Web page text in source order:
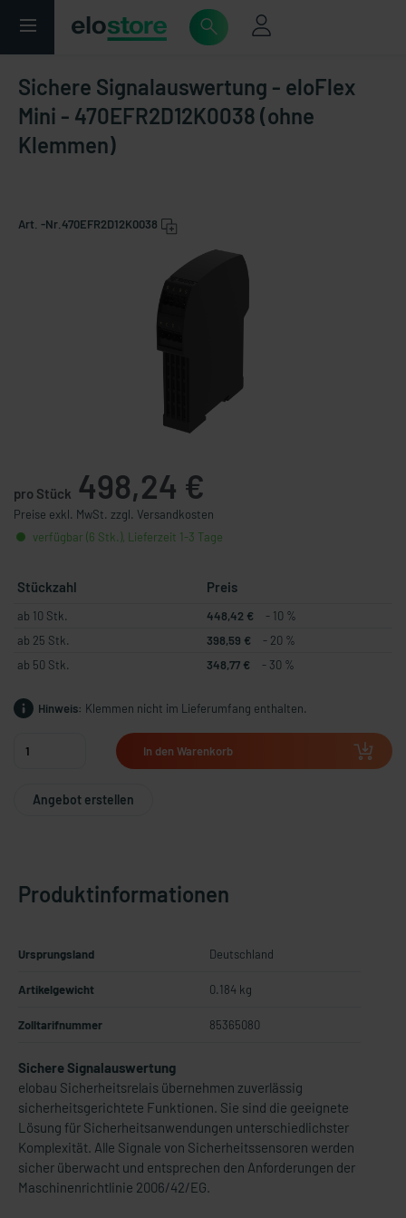
Sichere Signalauswertung - eloFlex
Mini - 470EFR2D12K0038 (ohne
Klemmen)
Art. -Nr. 470EFR2D12K0038
pro Stück 498,24 €
Preise exkl. MwSt. zzgl. Versandkosten
verfügbar (6 Stk.), Lieferzeit 1-3 Tage
Stückzahl Preis
ab 10 Stk. 448,42 €
- 10 %
ab 25 Stk.
398,59 €
- 20 %
ab 50 Stk.
348,77 € - 30 %
Hinweis: Klemmen nicht im Lieferumfang enthalten.
In den Warenkorb
Angebot erstellen
Produktinformationen
Ursprungsland Deutschland
Artikelgewicht 0.184 kg
Zolltarifnummer 85365080
Sichere Signalauswertung
elobau Sicherheitsrelais übernehmen zuverlässig
sicherheitsgerichtete Funktionen. Sie sind die geeignete
Lösung für Sicherheitsanwendungen unterschiedlichster
Komplexität. Alle Signale von Sicherheitssensoren werden
sicher überwacht und entsprechen den Anforderungen der
Maschinenrichtlinie 2006/42/EG.